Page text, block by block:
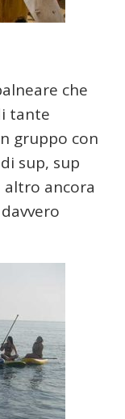
che
tante
gruppo con
sup, sup
altro ancora